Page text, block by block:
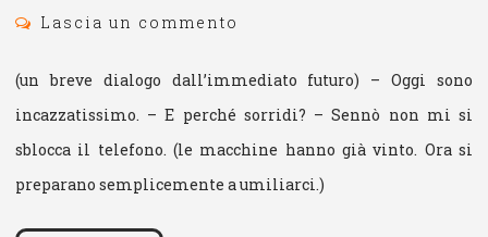
Lascia un commento
(un breve dialogo dall’immediato futuro) – Oggi sono
incazzatissimo. – E perché sorridi? – Sennò non mi si
sblocca il telefono. (le macchine hanno già vinto. Ora si
preparano semplicemente a umiliarci.)